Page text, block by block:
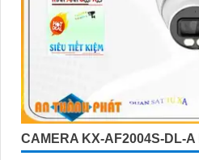
CAMERA KX-AF2004S-DL-A